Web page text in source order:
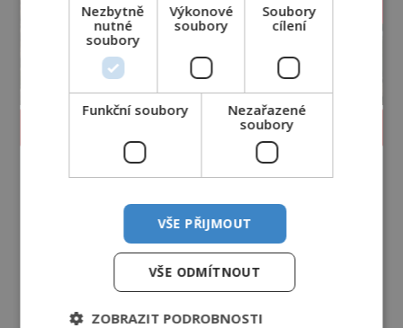
PROLISTOVAT ČASOPIS
Nezbytně
nutné
soubory
Výkonové
soubory
Soubory
cílení
Funkční soubory
Nezařazené
soubory
VŠE PŘIJMOUT
VŠE ODMÍTNOUT
ZOBRAZIT PODROBNOSTI